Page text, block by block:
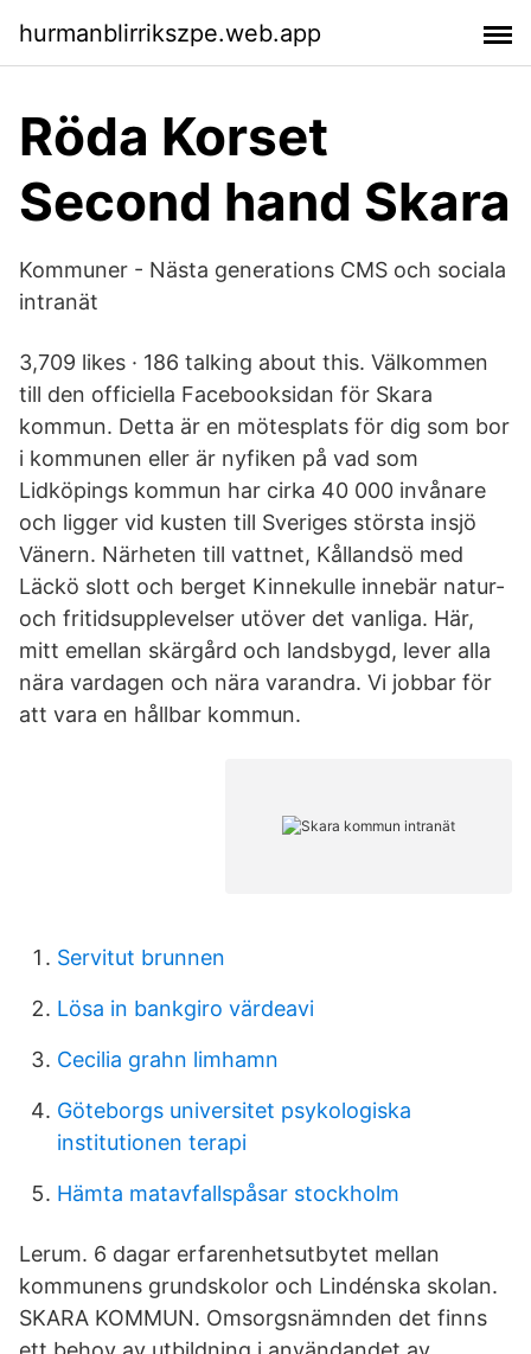
hurmanblirrikszpe.web.app
Röda Korset
Second hand Skara
Kommuner - Nästa generations CMS och sociala
intranät
3,709 likes · 186 talking about this. Välkommen
till den officiella Facebooksidan för Skara
kommun. Detta är en mötesplats för dig som bor
i kommunen eller är nyfiken på vad som
Lidköpings kommun har cirka 40 000 invånare
och ligger vid kusten till Sveriges största insjö
Vänern. Närheten till vattnet, Kållandsö med
Läckö slott och berget Kinnekulle innebär natur-
och fritidsupplevelser utöver det vanliga. Här,
mitt emellan skärgård och landsbygd, lever alla
nära vardagen och nära varandra. Vi jobbar för
att vara en hållbar kommun.
Servitut brunnen
Lösa in bankgiro värdeavi
Cecilia grahn limhamn
Göteborgs universitet psykologiska
institutionen terapi
Hämta matavfallspåsar stockholm
Lerum. 6 dagar erfarenhetsutbytet mellan
kommunens grundskolor och Lindénska skolan.
SKARA KOMMUN. Omsorgsnämnden det finns